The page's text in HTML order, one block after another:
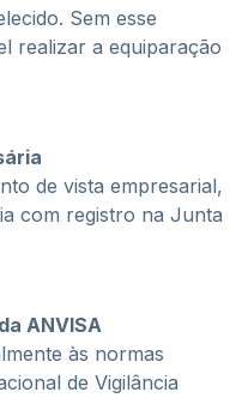
Sem esse
realizar a equiparação
de vista empresarial,
com registro na Junta
ANVISA
às normas
de Vigilância